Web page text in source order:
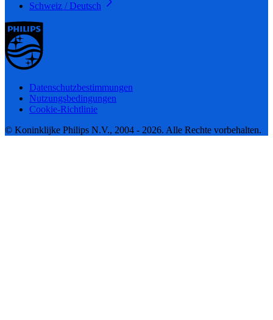
Schweiz / Deutsch
Datenschutzbestimmungen
Nutzungsbedingungen
Cookie-Richtlinie
© Koninklijke Philips N.V., 2004 - 2026. Alle Rechte vorbehalten.